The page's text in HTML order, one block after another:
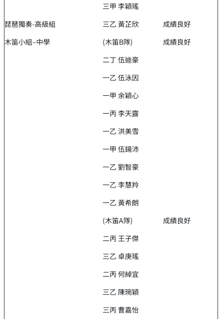
三甲 李穎瑤
琵琶獨奏-高級組 三乙 黃芷欣
成績良好
木笛小組–中學
(木笛B隊)
二丁 伍迪豪
一乙 伍泳因
一甲 余穎心
一丙 李天露
一乙 洪美雪
一甲 伍鍚沛
一乙 劉智豪
一乙 李慧羚
一乙 黃希朗
成績良好
(木笛A隊)
二丙 王子傑
三乙 卓庚瑤
二丙 何綽宜
三乙 陳琬穎
三丙 曹嘉怡
成績良好